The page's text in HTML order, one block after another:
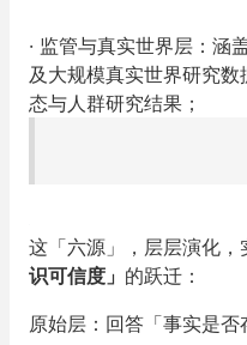
· 监管与真实世界层 ：涵
及大规模真实世界研究
态与人群研究结果；
这「六源」，层层演化，
识可信度」 的跃迁：
原始层： 回答「事实是否